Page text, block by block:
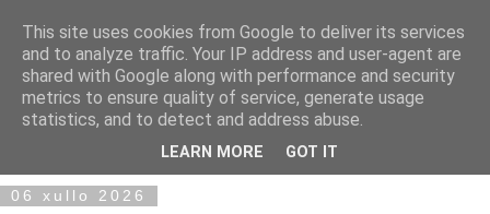
06 xullo 2026
This site uses cookies from Google to deliver its services
and to analyze traffic. Your IP address and user-agent are
shared with Google along with performance and security
metrics to ensure quality of service, generate usage
statistics, and to detect and address abuse.
LEARN MORE GOT IT